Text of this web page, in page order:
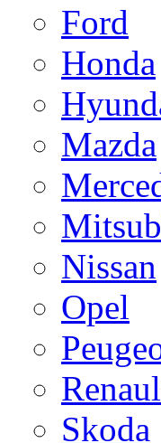
Ford
Honda
Mazda
Nissan
Opel
Skoda